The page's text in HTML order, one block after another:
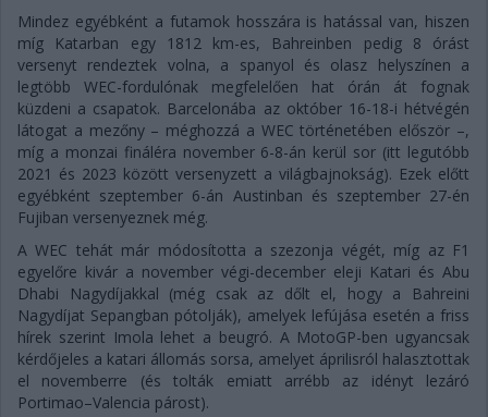
Mindez egyébként a futamok hosszára is hatással van, hiszen
míg Katarban egy 1812 km-es, Bahreinben pedig 8 órást
versenyt rendeztek volna, a spanyol és olasz helyszínen a
legtöbb WEC-fordulónak megfelelően hat órán át fognak
küzdeni a csapatok. Barcelonába az október 16-18-i hétvégén
látogat a mezőny – méghozzá a WEC történetében először –,
míg a monzai fináléra november 6-8-án kerül sor (itt legutóbb
2021 és 2023 között versenyzett a világbajnokság). Ezek előtt
egyébként szeptember 6-án Austinban és szeptember 27-én
Fujiban versenyeznek még.
A WEC tehát már módosította a szezonja végét, míg az F1
egyelőre kivár a november végi-december eleji Katari és Abu
Dhabi Nagydíjakkal (még csak az dőlt el, hogy a Bahreini
Nagydíjat Sepangban pótolják), amelyek lefújása esetén a friss
hírek szerint Imola lehet a beugró. A MotoGP-ben ugyancsak
kérdőjeles a katari állomás sorsa, amelyet áprilisról halasztottak
el novemberre (és tolták emiatt arrébb az idényt lezáró
Portimao–Valencia párost).